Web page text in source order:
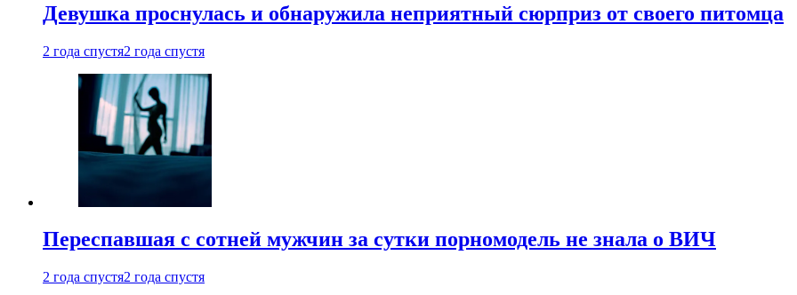
Девушка проснулась и обнаружила неприятный сюрприз от своего питомца
2 года спустя2 года спустя
Переспавшая с сотней мужчин за сутки порномодель не знала о ВИЧ
2 года спустя2 года спустя